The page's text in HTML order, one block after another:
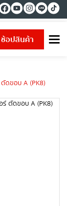
ช้อปสินค้า
T
n
ตัดขอบ A (PK8)